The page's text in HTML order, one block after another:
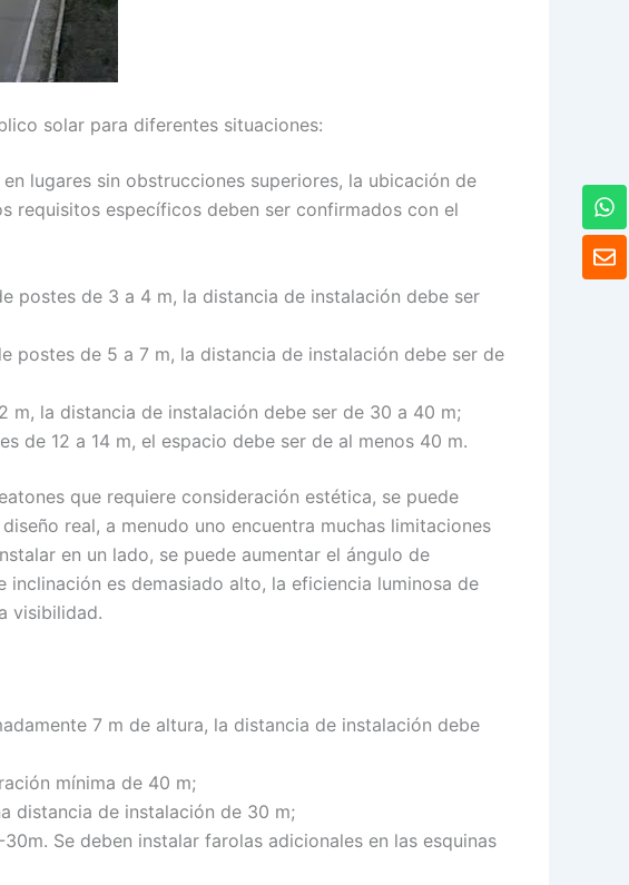
solar para diferentes situaciones:
lugares sin obstrucciones superiores, la ubicación de
requisitos específicos deben ser confirmados con el
postes de 3 a 4 m, la distancia de instalación debe ser
postes de 5 a 7 m, la distancia de instalación debe ser de
m, la distancia de instalación debe ser de 30 a 40 m;
de 12 a 14 m, el espacio debe ser de al menos 40 m.
que requiere consideración estética, se puede
real, a menudo uno encuentra muchas limitaciones
en un lado, se puede aumentar el ángulo de
inclinación es demasiado alto, la eficiencia luminosa de
visibilidad.
7 m de altura, la distancia de instalación debe
mínima de 40 m;
distancia de instalación de 30 m;
Se deben instalar farolas adicionales en las esquinas
S
o
W
h
a
t
s